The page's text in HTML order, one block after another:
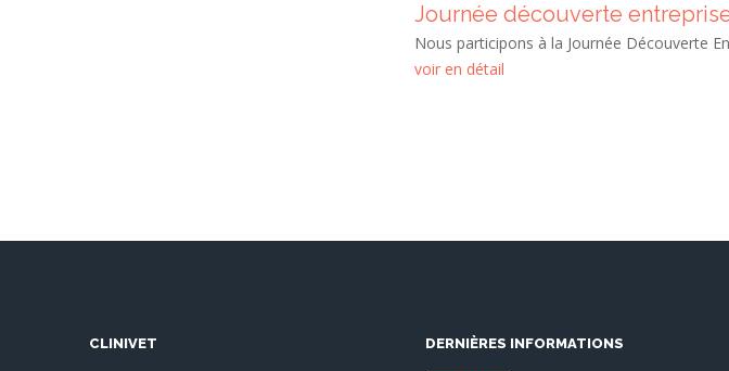
Journée découverte
Nous participons à la Journée Découverte
voir en détail
CLINIVET DERNIÈRES INFORMATIONS